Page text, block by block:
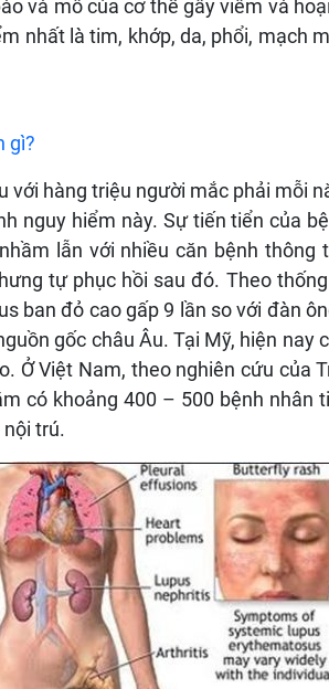
và mô của cơ thể gây viêm và
nhất là tim, khớp, da, phổi, mạch
gì?
hàng triệu người mắc phải mỗi
nguy hiểm này. Sự tiến tiển của
lẫn với nhiều căn bệnh thông
tự phục hồi sau đó. Theo
ban đỏ cao gấp 9 lần so với đàn
gốc châu Âu. Tại Mỹ, hiện nay
Ở Việt Nam, theo nghiên cứu của
có khoảng 400 – 500 bệnh nhân
trú.